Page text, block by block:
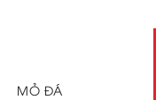
MỎ ĐÁ